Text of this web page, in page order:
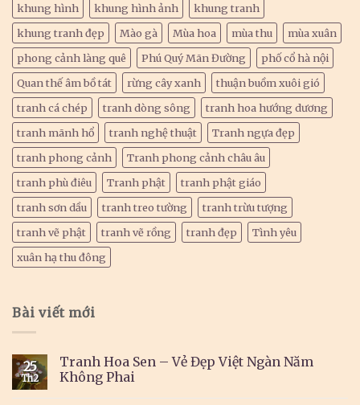
khung hình
khung hình ảnh
khung tranh
khung tranh đẹp
Mào gà Mùa hoa mùa thu
mùa xuân
phong cảnh làng quê
Phú Quý Mãn Đường
phố cổ hà nội
Quan thế âm bồ tát
rừng cây xanh
thuận buồm xuôi gió
tranh cá chép
tranh dòng sông
tranh hoa hướng dương
tranh mãnh hổ
tranh nghệ thuật
Tranh ngựa đẹp
tranh phong cảnh
Tranh phong cảnh châu âu
tranh phù điêu
Tranh phật
tranh phật giáo
tranh sơn dầu
tranh treo tường
tranh trừu tượng
tranh vẽ phật
tranh vẽ rồng tranh đẹp
Tình yêu
xuân hạ thu đông
Bài viết mới
25
Th2
Tranh Hoa Sen – Vẻ Đẹp Việt Ngàn Năm
Không Phai